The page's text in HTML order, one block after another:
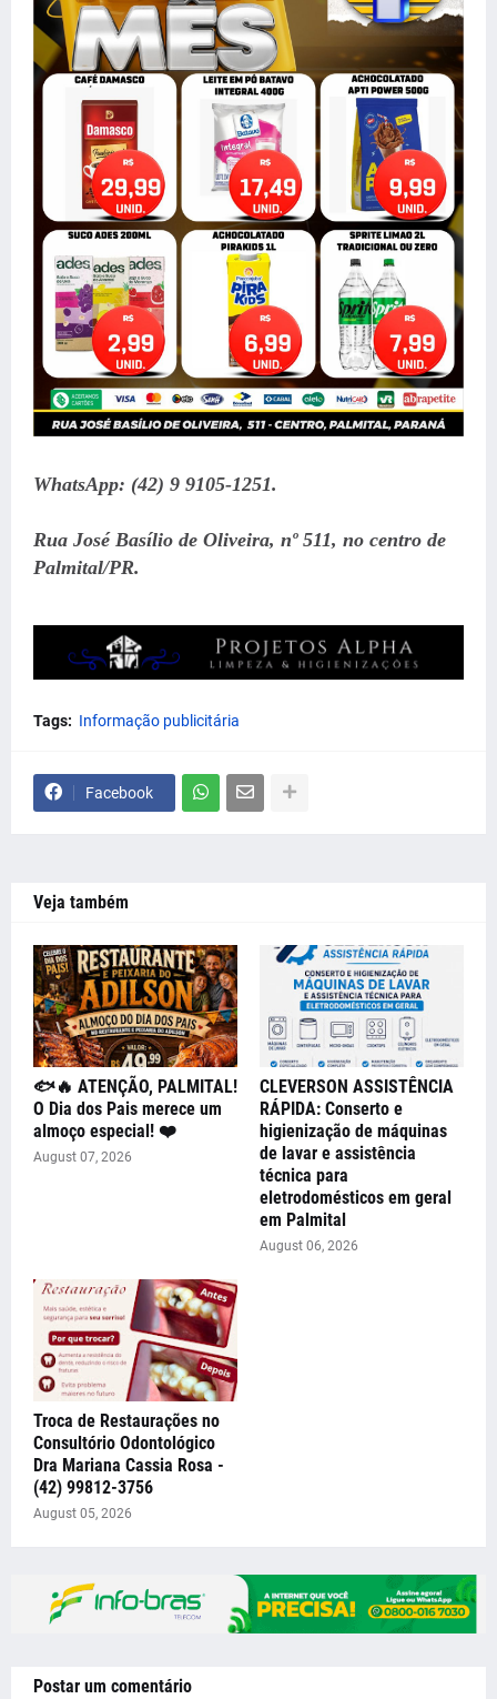
WhatsApp: (42) 9 9105-1251.
Rua José Basílio de Oliveira, nº 511, no centro de
Palmital/PR.
Tags: Informação publicitária
Facebook
Veja também
🐟🔥 ATENÇÃO, PALMITAL!
O Dia dos Pais merece um
almoço especial! ❤️
August 07, 2026
CLEVERSON ASSISTÊNCIA
RÁPIDA: Conserto e
higienização de máquinas
de lavar e assistência
técnica para
eletrodomésticos em geral
em Palmital
August 06, 2026
Troca de Restaurações no
Consultório Odontológico
Dra Mariana Cassia Rosa -
(42) 99812-3756
August 05, 2026
Postar um comentário